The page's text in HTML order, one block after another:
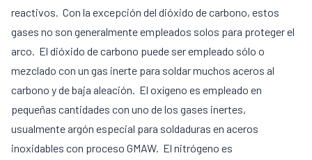
reactivos. Con la excepción del dióxido de carbono, estos
gases no son generalmente empleados solos para proteger el
arco. El dióxido de carbono puede ser empleado sólo o
mezclado con un gas inerte para soldar muchos aceros al
carbono y de baja aleación. El oxígeno es empleado en
pequeñas cantidades con uno de los gases inertes,
usualmente argón especial para soldaduras en aceros
inoxidables con proceso GMAW. El nitrógeno es